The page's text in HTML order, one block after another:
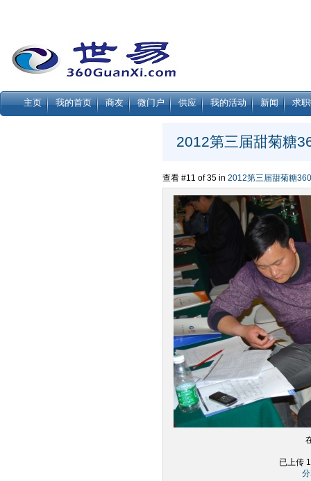
主页 我的首页 商友 微门户 供应 我的活动 新闻 求
2012第三届甜菊糖
查看 #11 of 35 in 2012第三届甜菊糖
已上传